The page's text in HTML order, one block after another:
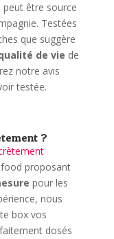
être source
Testées
que suggère
de vie de
notre avis
testée.
?
proposant
pour les
nous
box vos
dosés